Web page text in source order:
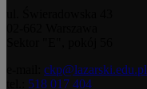
ckp@lazarski.edu.pl
518 017 404